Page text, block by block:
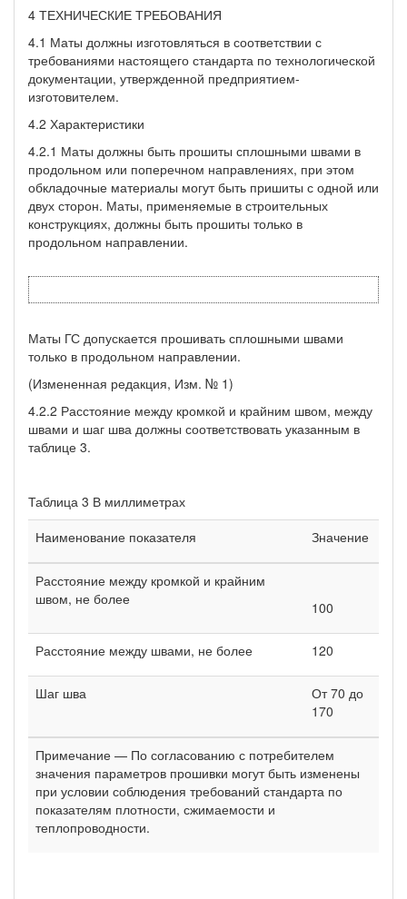
4 ТЕХНИЧЕСКИЕ ТРЕБОВАНИЯ
4.1 Маты должны изготовляться в соответствии с
требованиями настоящего стандарта по технологической
документации, утвер­жденной предприятием-
изготовителем.
4.2 Характеристики
4.2.1 Маты должны быть прошиты сплошными швами в
про­дольном или поперечном направлениях, при этом
обкладочные ма­териалы могут быть пришиты с одной или
двух сторон. Маты, при­меняемые в строительных
конструкциях, должны быть прошиты только в
продольном направлении.
Маты ГС допускается прошивать сплошными швами
только в продольном направлении.
(Измененная редакция, Изм. № 1)
4.2.2 Расстояние между кромкой и крайним швом, между
шва­ми и шаг шва должны соответствовать указанным в
таблице 3.
Таблица 3 В миллиметрах
Наименование показателя
Значение
Расстояние между кромкой и край­ним
швом, не более
100
Расстояние между швами, не более 120
Шаг шва
От 70 до
170
Примечание — По согласованию с потребителем
значения пара­метров прошивки могут быть изменены
при условии соблюдения требований стандарта по
показателям плотности, сжимаемости и
теплопроводности.